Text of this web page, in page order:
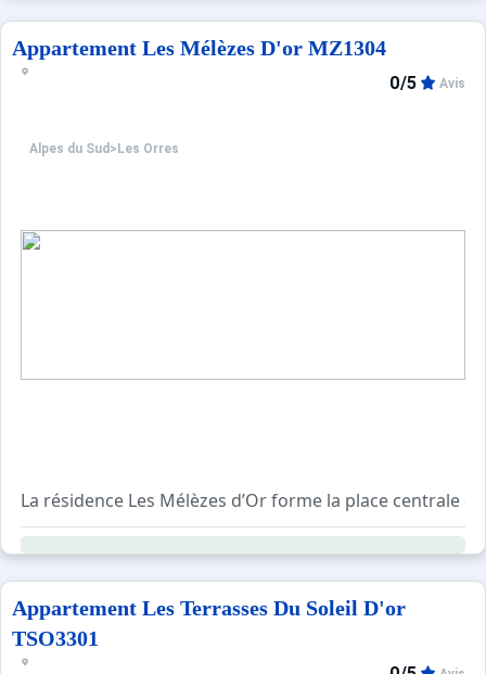
Appartement Les Mélèzes D'or MZ1304
Alpes du Sud > Les Orres
0/5 Avis
La résidence Les Mélèzes d’Or forme la place centrale
L’appartement MZ1304 offre une superficie de 45m²
Il se compose comme suit :
- Une pièce à vivre avec canapé lit 2 places et canapé BZ
- Coin cuisine ;
- Un chambres avec lit 2 places 140*190 cm ;
Appartement Les Terrasses Du Soleil D'or
TSO3301